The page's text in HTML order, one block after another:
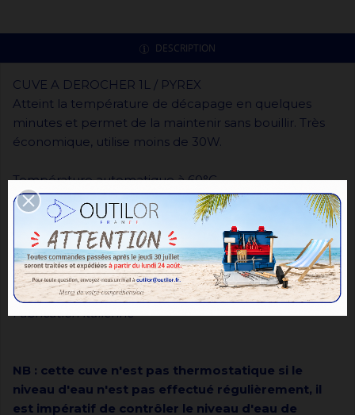
DESCRIPTION
CUVE A DEROCHER 1L / PYREX
Atteint la température de décapage en quelques
minutes et permet de la maintenir sans bouillir. Très
économique, utilise moins de 30W.
Température automatique à 60°C.
220V - 100W
Dimensions de la cuve: ø11xH14.5cm
Dimensions extérieures: 13x13xH23cm
Poids: 2kg
Fabrication italienne
NB : cette cuve n'est pas thermostatique si le
niveau d'eau n'est pas effectué régulièrement, il
est impératif de contrôler le niveau d'eau de